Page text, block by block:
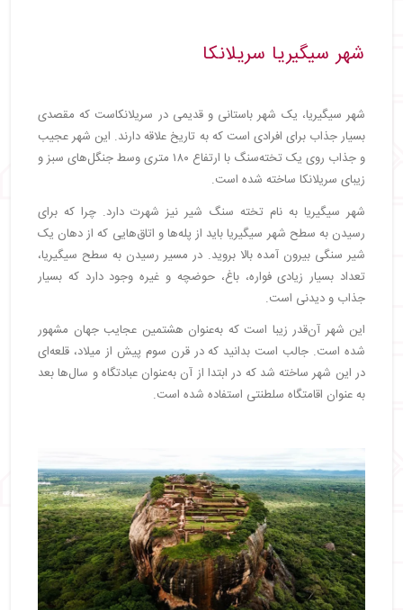
شهر سیگیریا سریلانکا
شهر سیگیریا، یک شهر باستانی و قدیمی در سریلانکاست که مقصدی
بسیار جذاب برای افرادی است که به تاریخ علاقه دارند. این شهر عجیب
و جذاب روی یک تخته‌سنگ با ارتفاع ۱۸۰ متری وسط جنگل‌های سبز و
زیبای سریلانکا ساخته شده است.
شهر سیگیریا به نام تخته سنگ شیر نیز شهرت دارد. چرا که برای
رسیدن به سطح شهر سیگیریا باید از پله‌ها و اتاق‌هایی که از دهان یک
شیر سنگی بیرون آمده بالا بروید. در مسیر رسیدن به سطح سیگیریا،
تعداد بسیار زیادی فواره، باغ، حوضچه و غیره وجود دارد که بسیار
جذاب و دیدنی است.
این شهر آن‌قدر زیبا است که به‌عنوان هشتمین عجایب جهان مشهور
شده است. جالب است بدانید که در قرن سوم پیش از میلاد، قلعه‌ای
در این شهر ساخته شد که در ابتدا از آن به‌عنوان عبادتگاه و سال‌ها بعد
به عنوان اقامتگاه سلطنتی استفاده شده است.